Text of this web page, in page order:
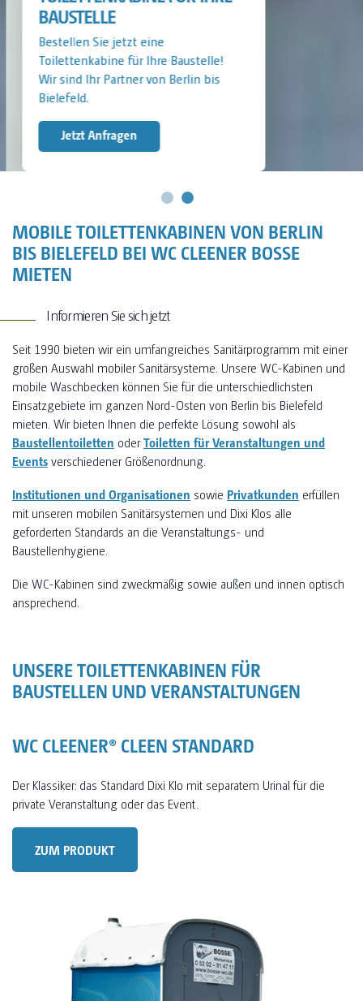
BAUSTELLE
Bestellen Sie jetzt eine
Toilettenkabine für Ihre Baustelle!
Wir sind Ihr Partner von Berlin bis
Bielefeld.
Jetzt Anfragen
MOBILE TOILETTENKABINEN VON BERLIN
BIS BIELEFELD BEI WC CLEENER BOSSE
MIETEN
Informieren Sie sich jetzt
Seit 1990 bieten wir ein umfangreiches Sanitärprogramm mit einer
großen Auswahl mobiler Sanitärsysteme. Unsere WC-Kabinen und
mobile Waschbecken können Sie für die unterschiedlichsten
Einsatzgebiete im ganzen Nord-Osten von Berlin bis Bielefeld
mieten. Wir bieten Ihnen die perfekte Lösung sowohl als
Baustellentoiletten oderToiletten für Veranstaltungen und
Eventsverschiedener Größenordnung.
Institutionen und Organisationen sowie Privatkunden erfüllen
mit unseren mobilen Sanitärsystemen und Dixi Klos alle
geforderten Standards an die Veranstaltungs- und
Baustellenhygiene.
Die WC-Kabinen sind zweckmäßig sowie außen und innen optisch
ansprechend.
UNSERE TOILETTENKABINEN FÜR
BAUSTELLEN UND VERANSTALTUNGEN
WC CLEENER® CLEEN STANDARD
Der Klassiker: das Standard Dixi Klo mit separatem Urinal für die
private Veranstaltung oder das Event.
ZUM PRODUKT